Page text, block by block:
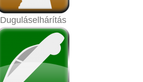
Duguláselhárítás